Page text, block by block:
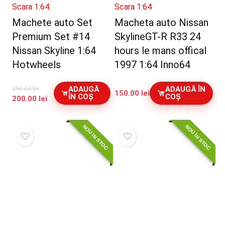
Scara 1:64
Machete auto Set
Premium Set #14
Nissan Skyline 1:64
Hotwheels
250.00lei
Prețul
250.00 lei.
200.00 lei Prețul
curent
200.00 lei.
ADAUGĂ
ÎN COȘ
Scara 1:64
Macheta auto Nissan
SkylineGT-R R33 24
hours le mans offical
1997 1:64 Inno64
150.00 lei
ADAUGĂ ÎN
COȘ
NOU IN STOC NOU IN STOC